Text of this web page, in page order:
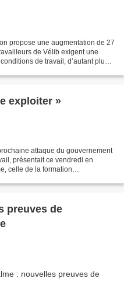
propose une augmentation de 27
de Vélib exigent une
de travail, d’autant plus
exploiter »
attaque du gouvernement
présentait ce vendredi en
celle de la formation
preuves de